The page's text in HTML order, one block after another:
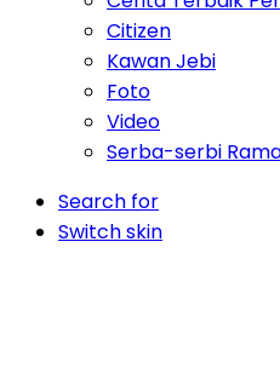
Citizen
Kawan Jebi
Foto
Video
Serba-serbi
Search for
Switch skin